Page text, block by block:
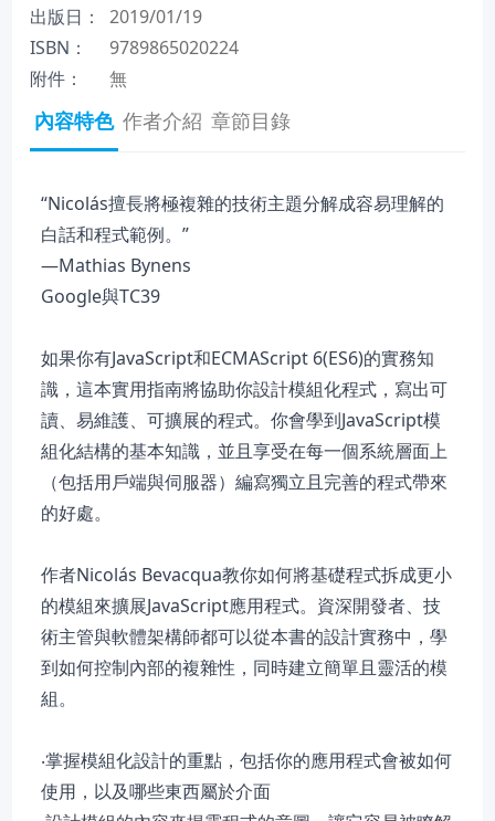
出版日：
2019/01/19
ISBN：
9789865020224
附件：
無
內容特色 作者介紹 章節目錄
“Nicolás擅長將極複雜的技術主題分解成容易理解的
白話和程式範例。”
—Mathias Bynens
Google與TC39
如果你有JavaScript和ECMAScript 6(ES6)的實務知
識，這本實用指南將協助你設計模組化程式，寫出可
讀、易維護、可擴展的程式。你會學到JavaScript模
組化結構的基本知識，並且享受在每一個系統層面上
（包括用戶端與伺服器）編寫獨立且完善的程式帶來
的好處。
作者Nicolás Bevacqua教你如何將基礎程式拆成更小
的模組來擴展JavaScript應用程式。資深開發者、技
術主管與軟體架構師都可以從本書的設計實務中，學
到如何控制內部的複雜性，同時建立簡單且靈活的模
組。
‧掌握模組化設計的重點，包括你的應用程式會被如何
使用，以及哪些東西屬於介面